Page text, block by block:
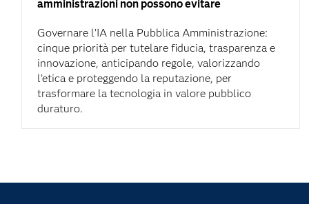
amministrazioni non possono evitare
Governare l’IA nella Pubblica Amministrazione:
cinque priorità per tutelare fiducia, trasparenza e
innovazione, anticipando regole, valorizzando
l’etica e proteggendo la reputazione, per
trasformare la tecnologia in valore pubblico
duraturo.